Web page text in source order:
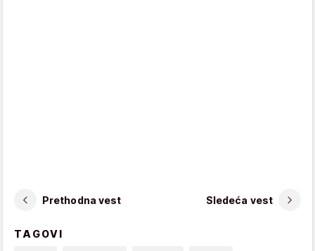
Prethodna vest Sledeća vest
TAGOVI